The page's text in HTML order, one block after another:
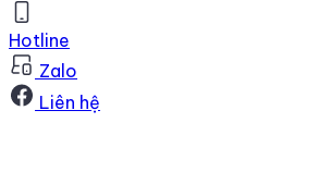
Hotline
Zalo
Liên hệ